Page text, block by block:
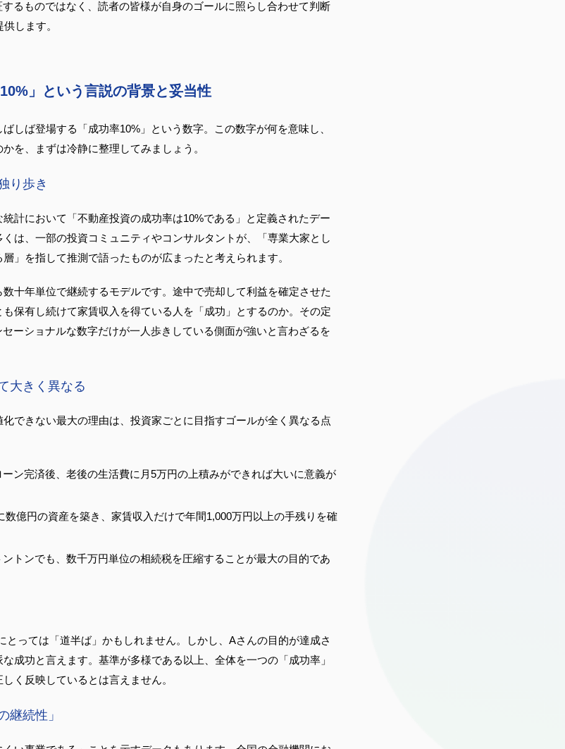
るものではなく、読者の皆様が自身のゴールに照らし合わせて判断
します。
」という言説の背景と妥当性
しば登場する「成功率10%」という数字。この数字が何を意味し、
を、まずは冷静に整理してみましょう。
り歩き
計において「不動産投資の成功率は10%である」と定義されたデー
は、一部の投資コミュニティやコンサルタントが、「専業大家とし
」を指して推測で語ったものが広まったと考えられます。
十年単位で継続するモデルです。途中で売却して利益を確定させた
保有し続けて家賃収入を得ている人を「成功」とするのか。その定
ーショナルな数字だけが一人歩きしている側面が強いと言わざるを
大きく異なる
できない最大の理由は、投資家ごとに目指すゴールが全く異なる点
ーン完済後、老後の生活費に月5万円の上積みができれば大いに意義が
数億円の資産を築き、家賃収入だけで年間1,000万円以上の手残りを確
ントンでも、数千万円単位の相続税を圧縮することが最大の目的であ
とっては「道半ば」かもしれません。しかし、Aさんの目的が達成さ
成功と言えます。基準が多様である以上、全体を一つの「成功率」
く反映しているとは言えません。
継続性」